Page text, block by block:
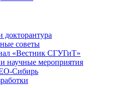
докторантура
советы
«Вестник СГУГиТ»
научные мероприятия
Сибирь